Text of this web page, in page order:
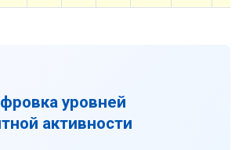
уровней
активности